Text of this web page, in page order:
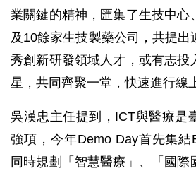
業關鍵的精神，匯集了生技中心
及10餘家生技製藥公司，共提出
秀創新研發領域人才，或有志投
星，共同齊聚一堂，快速進行線
吳漢忠主任提到，ICT與醫療是
強項，今年Demo Day首先集結
同時規劃「智慧醫療」、「國際